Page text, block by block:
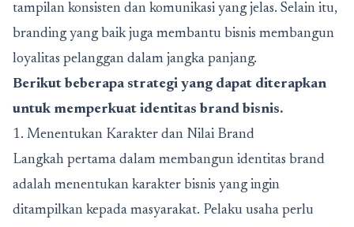
tampilan konsisten dan komunikasi yang jelas. Selain itu,
branding yang baik juga membantu bisnis membangun
loyalitas pelanggan dalam jangka panjang.
Berikut beberapa strategi yang dapat diterapkan
untuk memperkuat identitas brand bisnis.
1. Menentukan Karakter dan Nilai Brand
Langkah pertama dalam membangun identitas brand
adalah menentukan karakter bisnis yang ingin
ditampilkan kepada masyarakat. Pelaku usaha perlu